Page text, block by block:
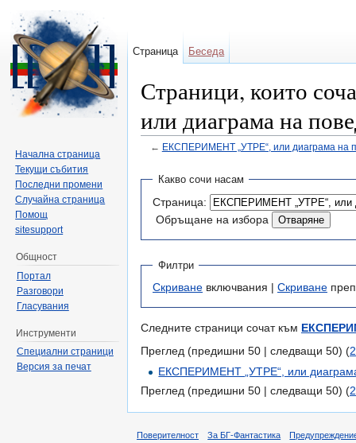
Страници, които
или диаграма на
← ЕКСПЕРИМЕНТ „УТРЕ“, или диаграма на
Какво сочи насам
Страница:
Обръщане на избора
Филтри
Скриване включвания | Скриване
Следните страници сочат към
Преглед (предишни 50 | следващи 50) (
ЕКСПЕРИМЕНТ „УТРЕ“, или
Преглед (предишни 50 | следващи 50) (
Страница Беседа
Начална страница
Текущи събития
Последни промени
Случайна страница
Помощ
sitesupport
Общност
Портал
Разговори
Гласувания
Инструменти
Специални страници
Версия за печат
Поверителност За БГ-Фантастика